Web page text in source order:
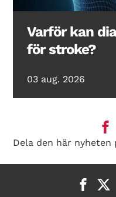
Varför kan
för stroke?
03 aug. 2026
Dela den här nyheten